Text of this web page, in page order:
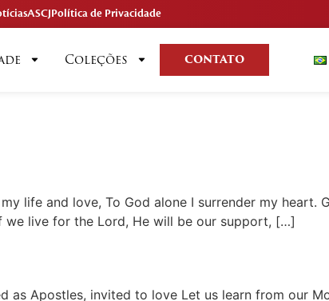
ASCJPolítica de Privacidade
Coleções CONTATO
life and love, To God alone I surrender my heart.
we live for the Lord, He will be our support, […]
as Apostles, invited to love Let us learn from our